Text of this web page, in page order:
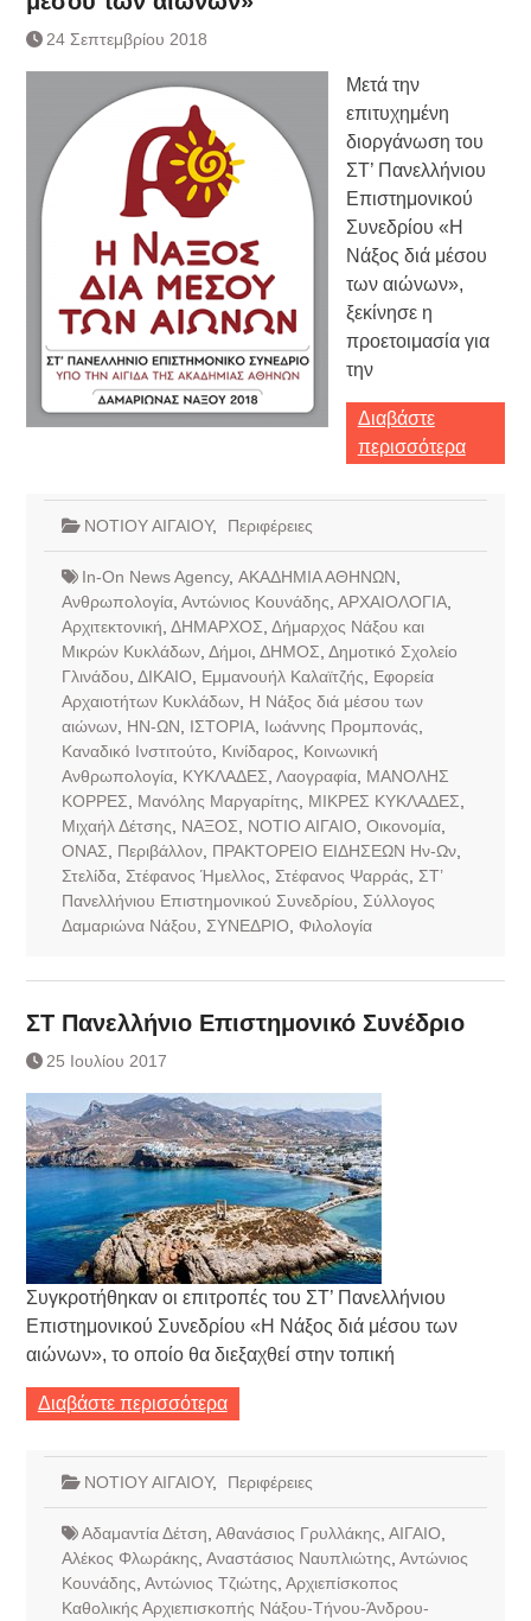
Συναλλάγματος &
Τραπεζογραμματίων 7-3-2019
Ημερήσιο Δελτίο Τιμών
Συναλλάγματος &
Τραπεζογραμματίων 4-3-2019
Κάθοδος αγροτών
Δικαιοσύνη
24 Σεπτεμβρίου 2018
Μετά την
επιτυχημένη
διοργάνωση του
ΣΤ’ Πανελλήνιου
Επιστημονικού
Συνεδρίου «Η
Νάξος διά μέσου
των αιώνων»,
ξεκίνησε η
προετοιμασία για
την
Διαβάστε
περισσότερα
ΝΟΤΙΟΥ ΑΙΓΑΙΟΥ, Περιφέρειες
In-On News Agency, ΑΚΑΔΗΜΙΑ ΑΘΗΝΩΝ
Ανθρωπολογία, Αντώνιος Κουνάδης ΑΡΧΑΙΟΛΟΓΙΑ,
Αρχιτεκτονική ΔΗΜΑΡΧΟΣ Δήμαρχος Νάξου και
Μικρών Κυκλάδων, Δήμοι, ΔΗΜΟΣ Δημοτικό Σχολείο
Γλινάδου ΔΙΚΑΙΟ Εμμανουήλ Καλαϊτζής
Εφορεία
Αρχαιοτήτων Κυκλάδων, Η Νάξος διά μέσου των
αιώνων, ΗΝ-ΩΝ ΙΣΤΟΡΙΑ, Ιωάννης Προμπονάς
Καναδικό Ινστιτούτο
Κινίδαρος
Κοινωνική
Ανθρωπολογία, ΚΥΚΛΑΔΕΣ Λαογραφία, ΜΑΝΟΛΗΣ
ΚΟΡΡΕΣ
Μανόλης Μαργαρίτης ΜΙΚΡΕΣ ΚΥΚΛΑΔΕΣ
Μιχαήλ Δέτσης
ΝΑΞΟΣ ΝΟΤΙΟ ΑΙΓΑΙΟ Οικονομία,
ΟΝΑΣ
Περιβάλλον, ΠΡΑΚΤΟΡΕΙΟ ΕΙΔΗΣΕΩΝ Ην-Ων,
Στελίδα, Στέφανος Ήμελλος Στέφανος Ψαρράς
ΣΤ’
Πανελλήνιου Επιστημονικού Συνεδρίου
Σύλλογος
Δαμαριώνα Νάξου
ΣΥΝΕΔΡΙΟ Φιλολογία
ΣΤ Πανελλήνιο Επιστημονικό Συνέδριο
25 Ιουλίου 2017
Συγκροτήθηκαν οι επιτροπές του ΣΤ’ Πανελλήνιου
Επιστημονικού Συνεδρίου «Η Νάξος διά μέσου των
αιώνων», το οποίο θα διεξαχθεί στην τοπική
Διαβάστε περισσότερα
ΝΟΤΙΟΥ ΑΙΓΑΙΟΥ, Περιφέρειες
Αδαμαντία Δέτση Αθανάσιος Γρυλλάκης ΑΙΓΑΙΟ
Αλέκος Φλωράκης Αναστάσιος Ναυπλιώτης Αντώνιος
Κουνάδης Αντώνιος Τζιώτης Αρχιεπίσκοπος
Καθολικής Αρχιεπισκοπής Νάξου-Τήνου-Άνδρου-